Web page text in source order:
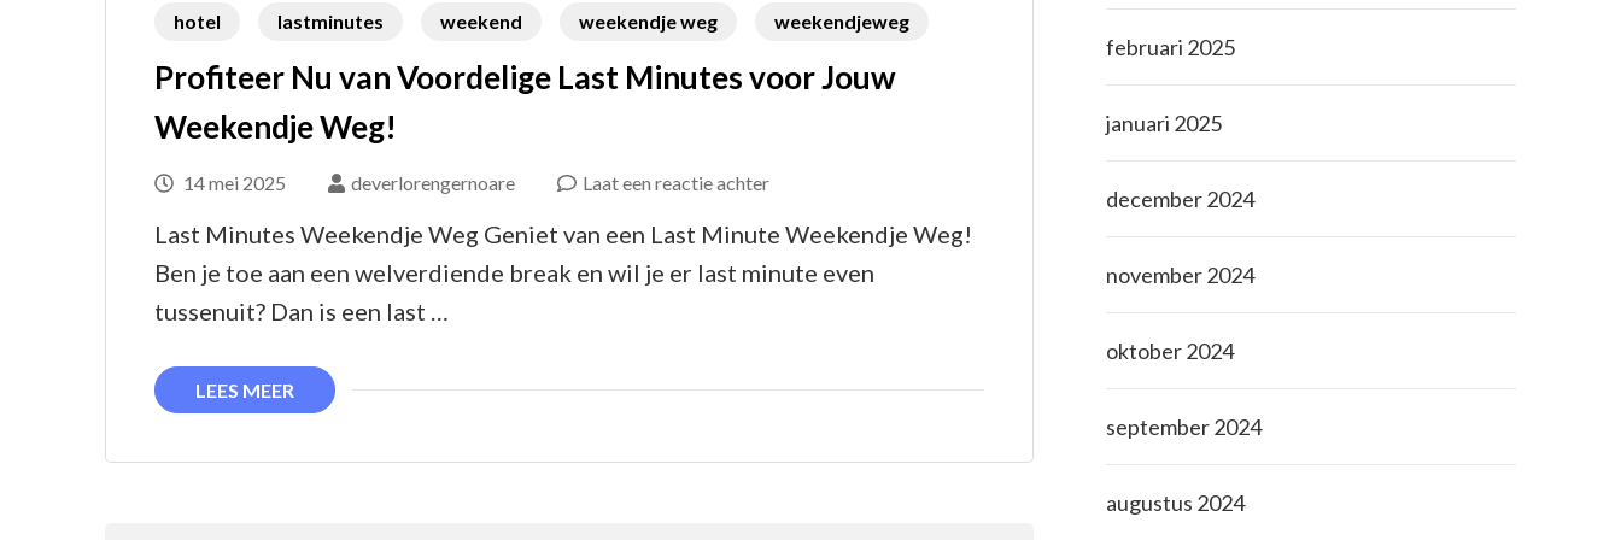
hotel lastminutes weekend weekendje weg weekendjeweg
Profiteer Nu van Voordelige Last Minutes voor Jouw
Weekendje Weg!
14 mei 2025 deverlorengernoare Laat een reactie achterop
Last Minutes Weekendje Weg Geniet van een Last Minute Weekendje Weg!
Ben je toe aan een welverdiende break en wil je er last minute even
tussenuit? Dan is een last …
LEES MEER
februari 2025
januari 2025
december 2024
november 2024
oktober 2024
september 2024
augustus 2024